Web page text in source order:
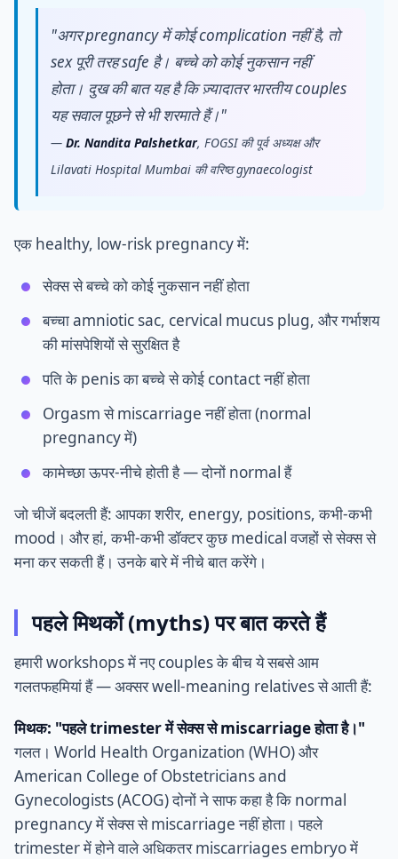
"अगर pregnancy में कोई complication नहीं है, तो
sex पूरी तरह safe है। बच्चे को कोई नुकसान नहीं
होता। दुख की बात यह है कि ज़्यादातर भारतीय couples
यह सवाल पूछने से भी शरमाते हैं।"
—Dr. Nandita Palshetkar, FOGSI की पूर्व अध्यक्ष और
Lilavati Hospital Mumbai की वरिष्ठ gynaecologist
एक healthy, low-risk pregnancy में:
सेक्स से बच्चे को कोई नुकसान नहीं होता
बच्चा amniotic sac, cervical mucus plug, और गर्भाशय
की मांसपेशियों से सुरक्षित है
पति के penis का बच्चे से कोई contact नहीं होता
Orgasm से miscarriage नहीं होता (normal
pregnancy में)
कामेच्छा ऊपर-नीचे होती है — दोनों normal हैं
जो चीजें बदलती हैं: आपका शरीर, energy, positions, कभी-कभी
mood। और हां, कभी-कभी डॉक्टर कुछ medical वजहों से सेक्स से
मना कर सकती हैं। उनके बारे में नीचे बात करेंगे।
पहले मिथकों (myths) पर बात करते हैं
हमारी workshops में नए couples के बीच ये सबसे आम
गलतफहमियां हैं — अक्सर well-meaning relatives से आती हैं:
मिथक: "पहले trimester में सेक्स से miscarriage होता है।"
गलत। World Health Organization (WHO) और
American College of Obstetricians and
Gynecologists (ACOG) दोनों ने साफ कहा है कि normal
pregnancy में सेक्स से miscarriage नहीं होता। पहले
trimester में होने वाले अधिकतर miscarriages embryo में